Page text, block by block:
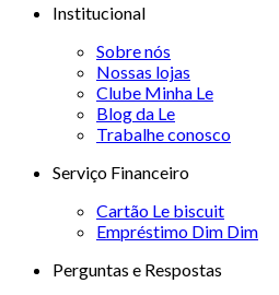
Institucional
Sobre nós
Nossas lojas
Clube Minha Le
Blog da Le
Trabalhe conosco
Serviço Financeiro
Cartão Le biscuit
Empréstimo Dim Dim
Perguntas e Respostas